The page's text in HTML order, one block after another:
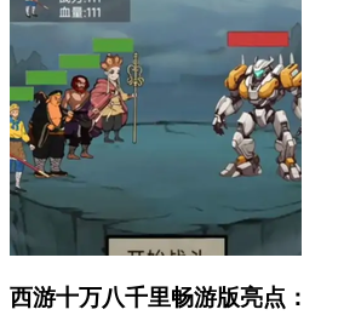
西游十万八千里畅游版亮点：